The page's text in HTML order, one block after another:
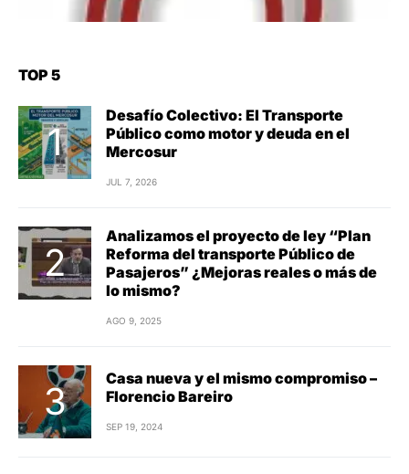
TOP 5
Desafío Colectivo: El Transporte
Público como motor y deuda en el
Mercosur
JUL 7, 2026
Analizamos el proyecto de ley “Plan
Reforma del transporte Público de
Pasajeros” ¿Mejoras reales o más de
lo mismo?
AGO 9, 2025
Casa nueva y el mismo compromiso –
Florencio Bareiro
SEP 19, 2024